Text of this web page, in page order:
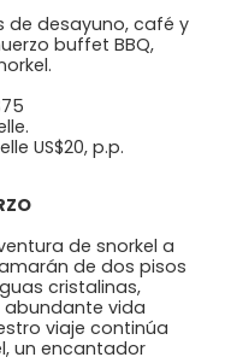
de desayuno, café y
buffet BBQ,
US$20, p.p.
de snorkel a
de dos pisos
cristalinas,
abundante vida
viaje continúa
un encantador